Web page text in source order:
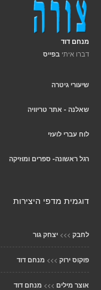
מנחם דוד
דברו איתי בפייס
שיעורי גיטרה
שאלנה - אתר טריוויה
לוח עברי לועזי
רגל ראשונה- ספרים ומוזיקה
דוגמית מדפי היצירות
לחבק >>> יצחק גור
פוקוס ירוק >>> מנחם דוד
אוצר מילים >>> מנחם דוד